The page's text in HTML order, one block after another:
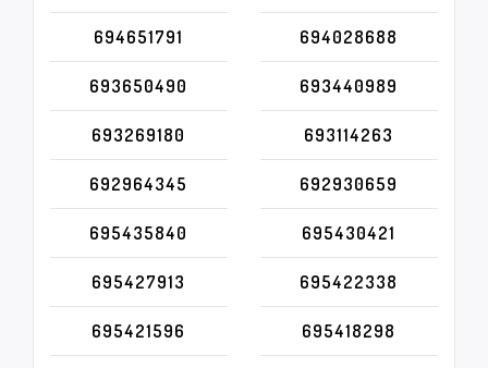
694651791 694028688
693650490 693440989
693269180 693114263
692964345 692930659
695435840 695430421
695427913 695422338
695421596 695418298